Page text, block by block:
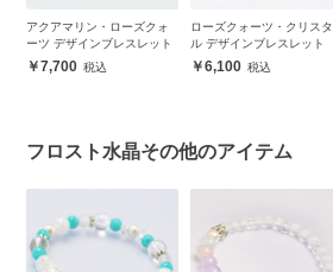
アクアマリン・ローズクォ
ーツ デザインブレスレット
7,700
ローズクォーツ・クリスタ
ル デザインブレスレット
6,100
フロスト水晶その他のアイテム